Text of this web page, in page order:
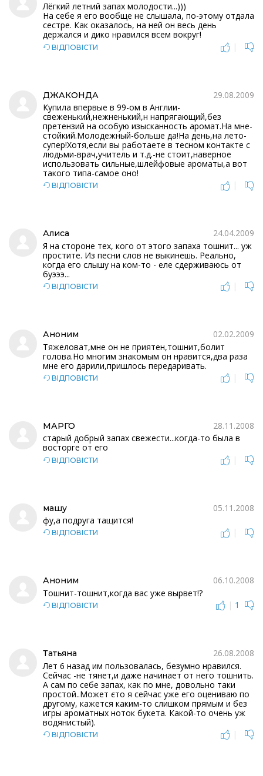
Лёгкий летний запах молодости...)))
На себе я его вообще не слышала, по-этому отдала
сестре. Как оказалось, на ней он весь день
держался и дико нравился всем вокруг!
ВІДПОВІСТИ |
ДЖАКОНДА
29.08.2009
Купила впервые в 99-ом в Англии-
свеженький,нежненький,н напрягающий,без
претензий на особую изысканность аромат.На мне-
стойкий.Молодежный-больше да!На день,на лето-
супер!Хотя,если вы работаете в тесном контакте с
людьми-врач,учитель и т.д.-не стоит,наверное
использовать сильные,шлейфовые ароматы,а вот
такого типа-самое оно!
ВІДПОВІСТИ |
Алиса
24.04.2009
Я на стороне тех, кого от этого запаха тошнит... уж
простите. Из песни слов не выкинешь. Реально,
когда его слышу на ком-то - еле сдерживаюсь от
буэээ...
ВІДПОВІСТИ |
Аноним
02.02.2009
Тяжеловат,мне он не приятен,тошнит,болит
голова.Но многим знакомым он нравится,два раза
мне его дарили,пришлось передаривать.
ВІДПОВІСТИ |
МАРГО
28.11.2008
старый добрый запах свежести...когда-то была в
восторге от его
ВІДПОВІСТИ |
машу
05.11.2008
фу,а подруга тащится!
ВІДПОВІСТИ |
Аноним
06.10.2008
Тошнит-тошнит,когда вас уже вырвет!?
ВІДПОВІСТИ | 1
Татьяна
26.08.2008
Лет 6 назад им пользовалась, безумно нравился.
Сейчас -не тянет,и даже начинает от него тошнить.
А сам по себе запах, как по мне, довольно таки
простой..Может єто я сейчас уже его оцениваю по
другому, кажется каким-то слишком прямым и без
игры ароматных ноток букета. Какой-то очень уж
водянистый).
ВІДПОВІСТИ |